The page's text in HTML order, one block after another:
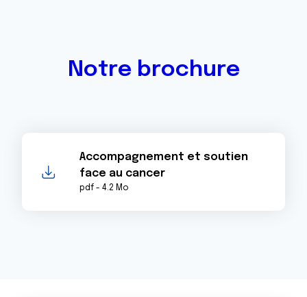
Notre brochure
Accompagnement et soutien
face au cancer
pdf - 4.2 Mo